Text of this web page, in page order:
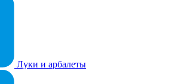
Луки и арбалеты